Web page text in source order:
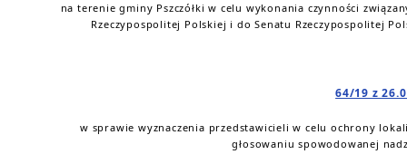
na terenie gminy Pszczółki w celu wykonania czynności
Rzeczypospolitej Polskiej i do Senatu Rzeczypospolitej
64/19 z
w sprawie wyznaczenia przedstawicieli w celu ochrony
głosowaniu spowodowanej